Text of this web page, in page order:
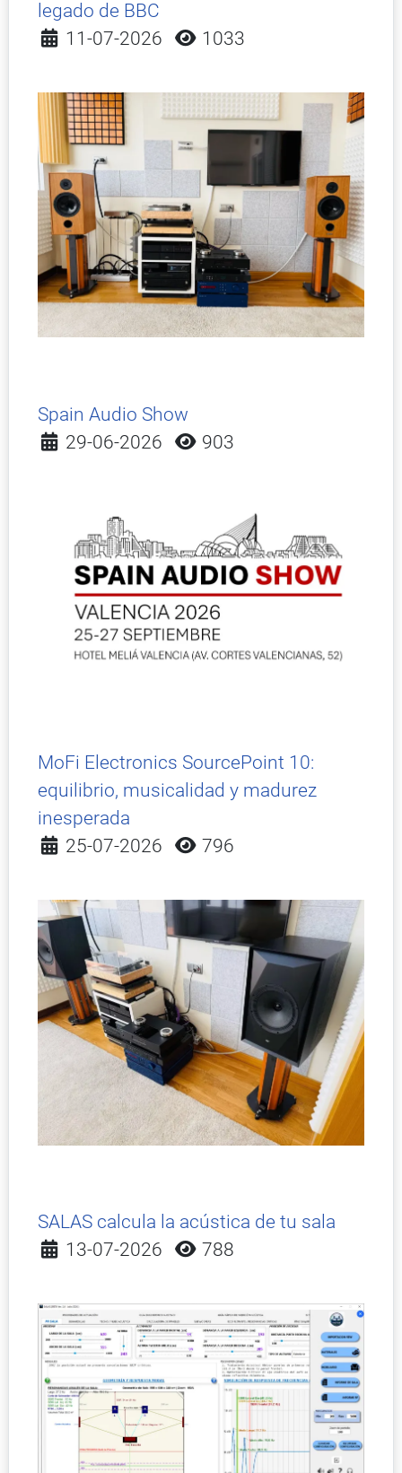
legado de BBC
Detalles
11-07-2026 1033
Spain Audio Show
Detalles
29-06-2026 903
MoFi Electronics SourcePoint 10:
equilibrio, musicalidad y madurez
inesperada
Detalles
25-07-2026 796
SALAS calcula la acústica de tu sala
Detalles
13-07-2026 788